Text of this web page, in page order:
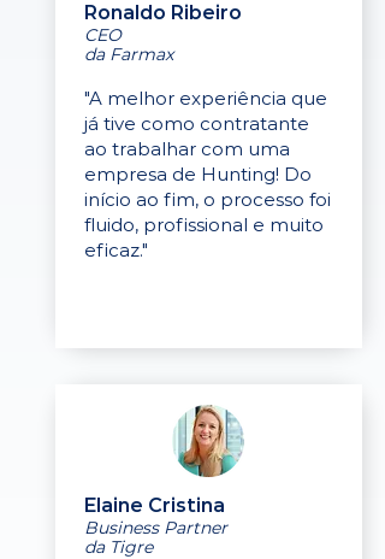
Ronaldo Ribeiro
CEO
da Farmax
"A melhor experiência que
já tive como contratante
ao trabalhar com uma
empresa de Hunting! Do
início ao fim, o processo foi
fluido, profissional e muito
eficaz."
Elaine Cristina
Business Partner
da Tigre